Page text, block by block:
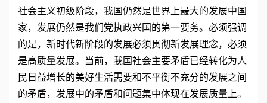
社会主义初级阶段，我国仍然是世界上最大的发展中国
家，发展仍然是我们党执政兴国的第一要务。必须强调
的是，新时代新阶段的发展必须贯彻新发展理念，必须
是高质量发展。当前，我国社会主要矛盾已经转化为人
民日益增长的美好生活需要和不平衡不充分的发展之间
的矛盾，发展中的矛盾和问题集中体现在发展质量上。